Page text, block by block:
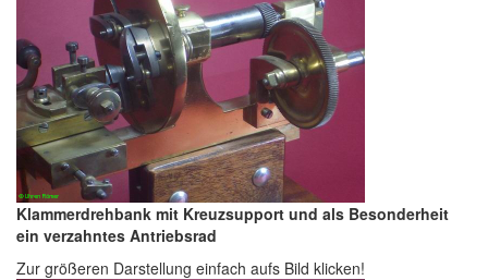
Klammerdrehbank mit Kreuzsupport und als Besonderheit
ein verzahntes Antriebsrad
Zur größeren Darstellung einfach aufs Bild klicken!